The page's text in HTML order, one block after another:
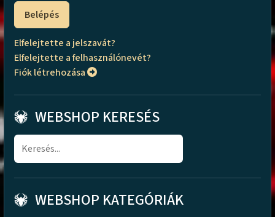
Belépés
Elfelejtette a jelszavát?
Elfelejtette a felhasználónevét?
Fiók létrehozása
WEBSHOP KERESÉS
WEBSHOP KATEGÓRIÁK